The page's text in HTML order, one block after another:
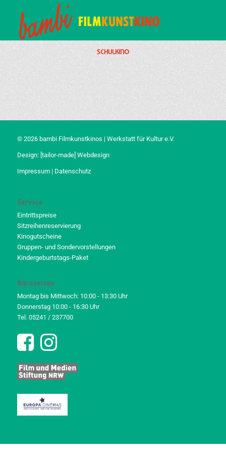
SCHULKINO
© 2026 bambi Filmkunstkinos | Werkstatt für Kultur e.V.
Design: [tailor-made] Webdesign
Impressum| Datenschutz
Service
Eintrittspreise
Sitzreihenreservierung
Kinogutscheine
Gruppen- und Sondervorstellungen
Kindergeburtstags-Paket
Bürozeiten
Montag bis Mittwoch: 10:00 - 13:30 Uhr
Donnerstag 10:00 - 16:30 Uhr
Tel. 05241 / 237700